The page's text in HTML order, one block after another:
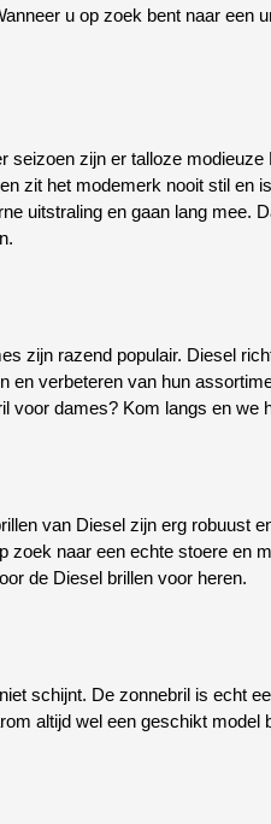
u op zoek bent naar een
zijn er talloze
zit het modemerk nooit stil en
uitstraling en gaan lang mee.
zijn razend populair. Diesel
verbeteren van hun
voor dames? Kom langs en we
van Diesel zijn erg robuust
naar een echte stoere en
de Diesel brillen voor heren.
schijnt. De zonnebril is echt
altijd wel een geschikt model